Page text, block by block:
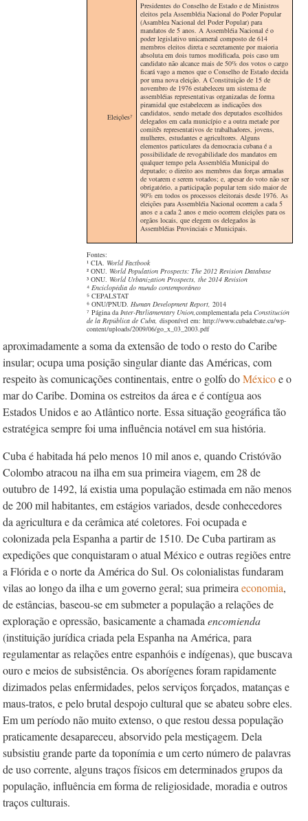
Eleições⁷
Presidentes do Conselho de Estado e de Ministros
eleitos pela Assembléia Nacional do Poder Popular
(Asamblea Nacional del Poder Popular) para
mandatos de 5 anos. A Assembléia Nacional é o
poder legislativo unicameral composto de 614
membros eleitos direta e secretamente por maioria
absoluta em dois turnos modificada, pois caso um
candidato não alcance mais de 50% dos votos o cargo
ficará vago a menos que o Conselho de Estado decida
por uma nova eleição. A Constituição de 15 de
novembro de 1976 estabeleceu um sistema de
assembléias representativas organizadas de forma
piramidal que estabelecem as indicações dos
candidatos, sendo metade dos deputados escolhidos
delegados em cada município e a outra metade por
comitês representativos de trabalhadores, jovens,
mulheres, estudantes e agricultores. Alguns
elementos particulares da democracia cubana é a
possibilidade de revogabilidade dos mandatos em
qualquer tempo pela Assembléia Municipal do
deputado; o direito aos membros das forças armadas
de votarem e serem votados; e, apesar do voto não ser
obrigatório, a participação popular tem sido maior de
90% em todos os processos eleitorais desde 1976. As
eleições para Assembléia Nacional ocorrem a cada 5
anos e a cada 2 anos e meio ocorrem eleições para os
orgãos locais, que elegem os delegados às
Assembléias Provinciais e Municipais.
Fontes:
¹ CIA. World Factbook
² ONU. World Population Prospects: The 2012 Revision Database
³ ONU. World Urbanization Prospects, the 2014 Revision
⁴Enciclopédia do mundo contemporâneo
⁵ CEPALSTAT
⁶ ONU/PNUD.Human Development Report,2014
⁷ Página daInter-Parliamentary Union,complementada pelaConstitución
de la República de Cuba,disponível em: http://www.cubadebate.cu/wp-
content/uploads/2009/06/go_x_03_2003.pdf
aproximadamente a soma da extensão de todo o resto do Caribe
insular; ocupa uma posição singular diante das Américas, com
respeito às comunicações continentais, entre o golfo doMéxicoe o
mar do Caribe. Domina os estreitos da área e é contígua aos
Estados Unidos e ao Atlântico norte. Essa situação geográfica tão
estratégica sempre foi uma influência notável em sua história.
Cuba é habitada há pelo menos 10 mil anos e, quando Cristóvão
Colombo atracou na ilha em sua primeira viagem, em 28 de
outubro de 1492, lá existia uma população estimada em não menos
de 200 mil habitantes, em estágios variados, desde conhecedores
da agricultura e da cerâmica até coletores. Foi ocupada e
colonizada pela Espanha a partir de 1510. De Cuba partiram as
expedições que conquistaram o atual México e outras regiões entre
a Flórida e o norte da América do Sul. Os colonialistas fundaram
vilas ao longo da ilha e um governo geral; sua primeira economia,
de estâncias, baseou-se em submeter a população a relações de
exploração e opressão, basicamente a chamada encomienda
(instituição jurídica criada pela Espanha na América, para
regulamentar as relações entre espanhóis e indígenas), que buscava
ouro e meios de subsistência. Os aborígenes foram rapidamente
dizimados pelas enfermidades, pelos serviços forçados, matanças e
maus-tratos, e pelo brutal despojo cultural que se abateu sobre eles.
Em um período não muito extenso, o que restou dessa população
praticamente desapareceu, absorvido pela mestiçagem. Dela
subsistiu grande parte da toponímia e um certo número de palavras
de uso corrente, alguns traços físicos em determinados grupos da
população, influência em forma de religiosidade, moradia e outros
traços culturais.